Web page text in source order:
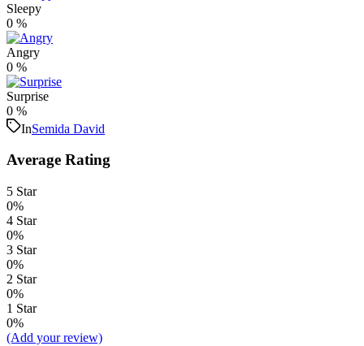
Sleepy
0 %
Angry
0 %
Surprise
0 %
InSemida David
Average Rating
5 Star
0%
4 Star
0%
3 Star
0%
2 Star
0%
1 Star
0%
(Add your review)